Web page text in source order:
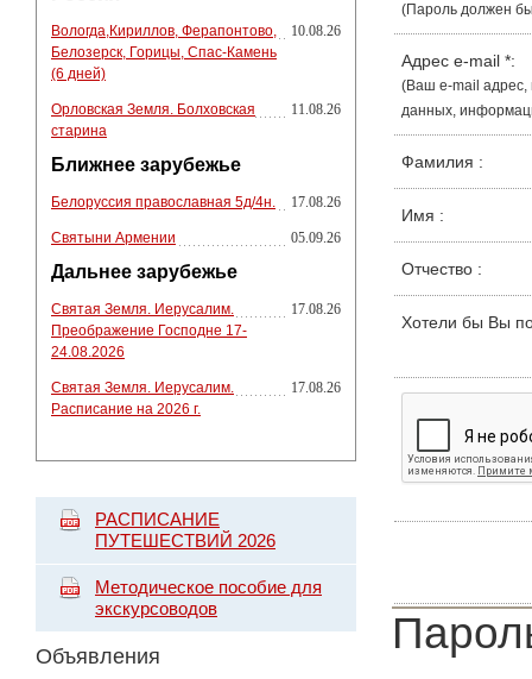
Вологда,Кириллов, Ферапонтово,
Белозерск, Горицы, Спас-Камень
(6 дней)
10.08.26
Орловская Земля. Болховская
старина
11.08.26
Ближнее зарубежье
Белоруссия православная 5д/4н. 17.08.26
Святыни Армении 05.09.26
Дальнее зарубежье
Святая Земля. Иерусалим.
Преображение Господне 17-
24.08.2026
17.08.26
Святая Земля. Иерусалим.
Расписание на 2026 г.
17.08.26
РАСПИСАНИЕ
ПУТЕШЕСТВИЙ 2026
Методическое пособие для
экскурсоводов
Объявления
(Пароль должен
Адрес e-mail *:
(Ваш e-mail адрес,
данных,
Фамилия :
Имя :
Отчество :
Хотели бы Вы